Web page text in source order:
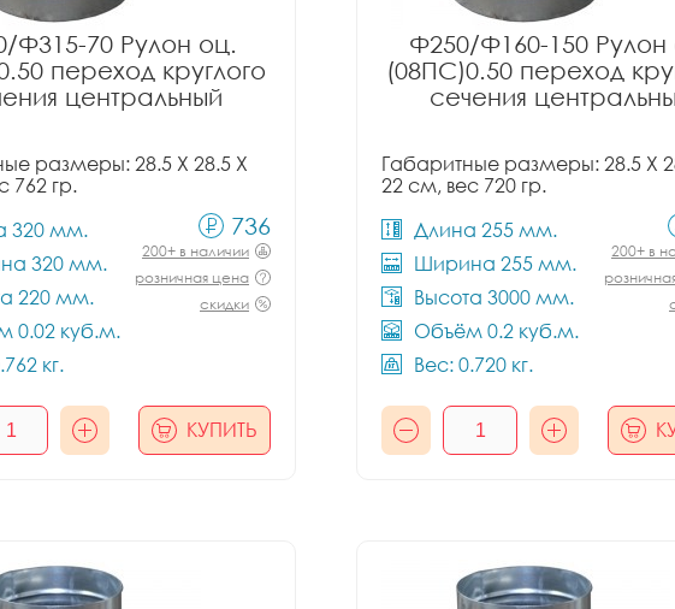
Ф315-70 Рулон оц.
переход круглого
центральный
размеры: 28.5 X 28.5 X
762 гр.
320 мм.
320 мм.
220 мм.
0.02 куб.м.
кг.
736
200+ в наличии
розничная цена
скидки
КУПИТЬ
Ф250/Ф160-150 Рулон
(08ПС)0.50 переход
сечения
Габаритные размеры: 28.5 X
22 см, вес 720 гр.
Длина 255 мм.
Ширина 255 мм.
Высота 3000 мм.
Объём 0.2 куб.м.
Вес: 0.720 кг.
200+ в